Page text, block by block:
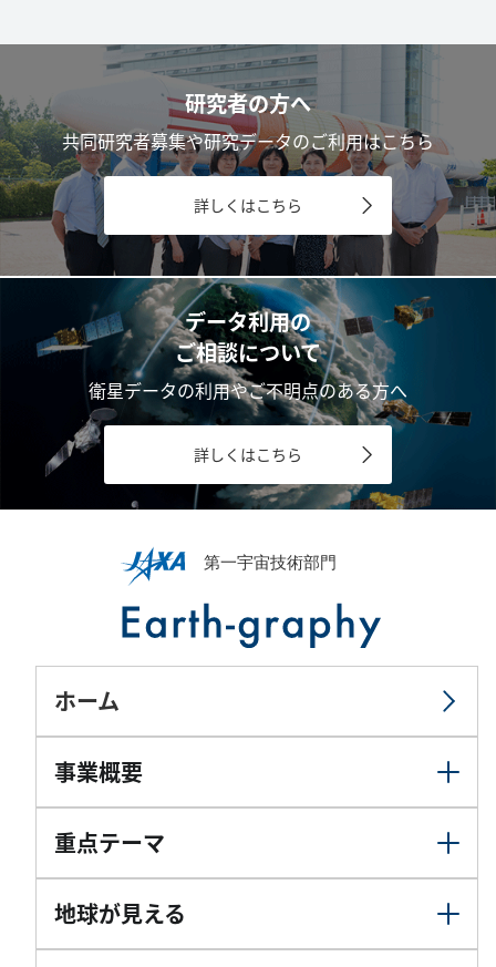
研究者の方へ
共同研究者募集や研究データのご利用はこちら
詳しくはこちら
データ利用の
ご相談について
衛星データの利用やご不明点のある方へ
詳しくはこちら
ホーム
事業概要
重点テーマ
地球が見える